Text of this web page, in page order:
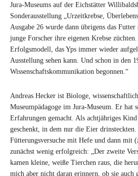
Jura-Museums auf der Eichstätter
Sonderausstellung „Urzeitkrebse,
Ausgabe 26 wurde dann übrigens das
junge Forscher ihre eigenen Krebse
Erfolgsmodell, das Yps immer wieder
Ausstellung sehen kann. Und schon in den
Wissenschaftskommunikation begonnen.“
Andreas Hecker ist Biologe,
Museumpädagoge im Jura-Museum. Er hat
Erfahrungen gemacht. Als achtjähriges
geschenkt, in dem nur die Eier drinsteckten.
Fütterungsversuche mit Hefe und dann mit
zunächst wenig erfolgreich: „Der zweite
kamen kleine, weiße Tierchen raus, die
mich aber nicht daran erinnern, ob sie auch